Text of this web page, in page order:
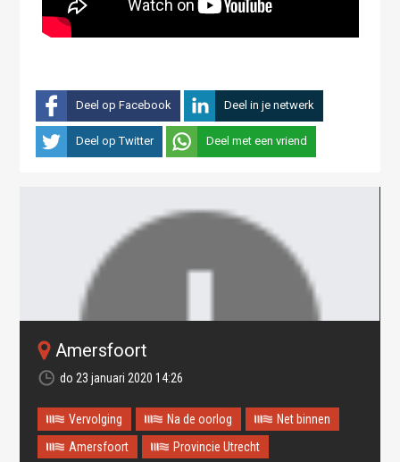
Deel op Facebook Deel in je netwerk
Deel op Twitter Deel met een vriend
Amersfoort
do 23 januari 2020 14:26
Vervolging Na de oorlog
Net binnen
Amersfoort
Provincie Utrecht